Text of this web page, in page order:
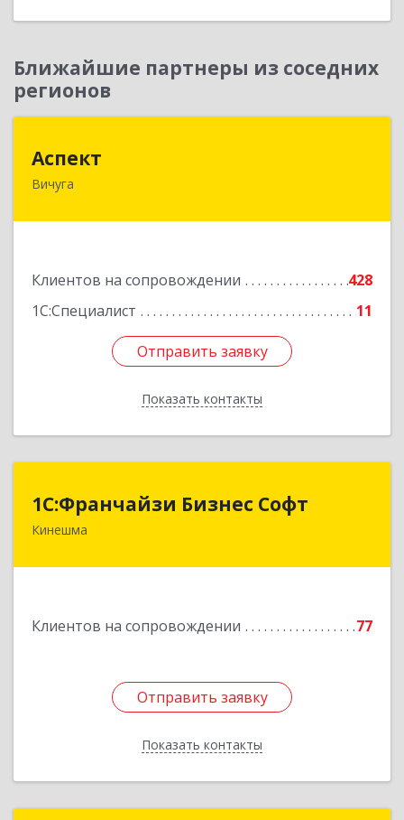
Ближайшие партнеры из соседних
регионов
Аспект
Вичуга
Клиентов на сопровождении
428
1С:Специалист
11
Отправить заявку
Показать контакты
155331, Ивановская обл, Вичугский р-н, Вичуга
Отправить заявку
Назад
1С:Франчайзи Бизнес Софт
Кинешма
Клиентов на сопровождении 77
Отправить заявку
Показать контакты
1С:Франчайзи Бизнес Софт
155800, Ивановская обл, Кинешма г, Жуковская
Отправить заявку
Назад